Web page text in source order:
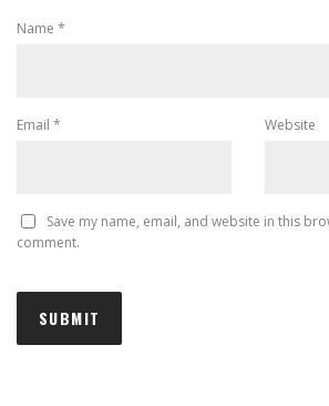
Name *
Email * Website
Save my name, email, and website in this
comment.